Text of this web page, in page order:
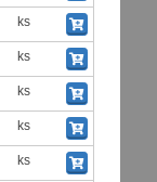
ks
ks
ks
ks
ks